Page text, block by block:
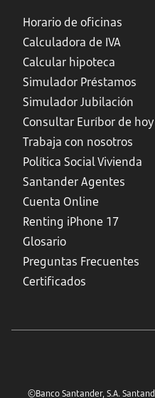
Horario de oficinas
Calculadora de IVA
Calcular hipoteca
Simulador Préstamos
Simulador Jubilación
Consultar Euríbor de hoy
Trabaja con nosotros
Política Social Vivienda
Santander Agentes
Cuenta Online
Renting iPhone 17
Glosario
Preguntas Frecuentes
Certificados
©Banco Santander, S.A.